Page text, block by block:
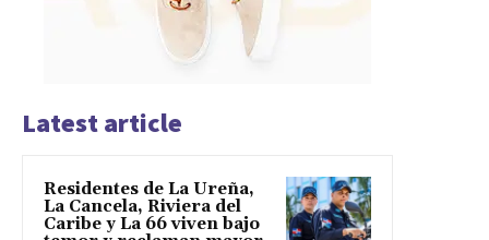
Latest article
Residentes de La Ureña,
La Cancela, Riviera del
Caribe y La 66 viven bajo